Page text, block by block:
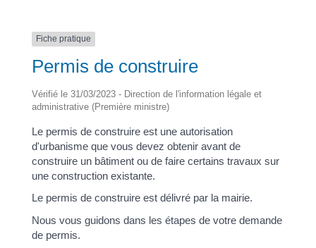
Fiche pratique
Permis de construire
Vérifié le 31/03/2023 - Direction de l'information légale et
administrative (Première ministre)
Le permis de construire est une autorisation
d'urbanisme que vous devez obtenir avant de
construire un bâtiment ou de faire certains travaux sur
une construction existante.
Le permis de construire est délivré par la mairie.
Nous vous guidons dans les étapes de votre demande
de permis.